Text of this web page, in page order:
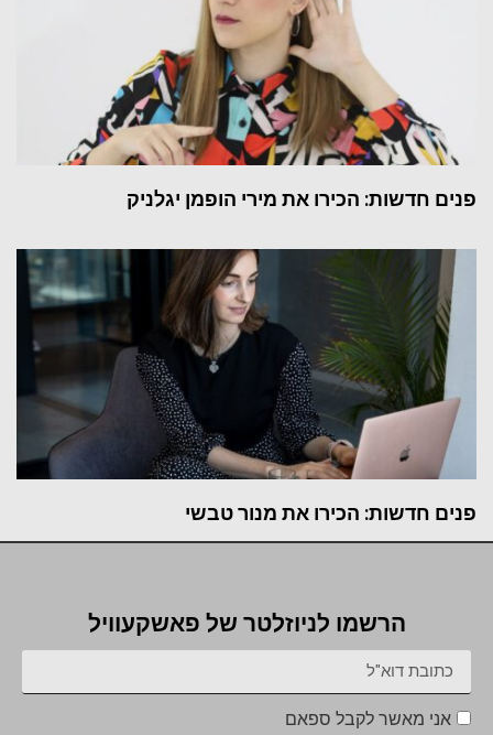
פנים חדשות: הכירו את מירי הופמן יגלניק
פנים חדשות: הכירו את מנור טבשי
הרשמו לניוזלטר של פאשקעוויל
אני מאשר לקבל ספאם